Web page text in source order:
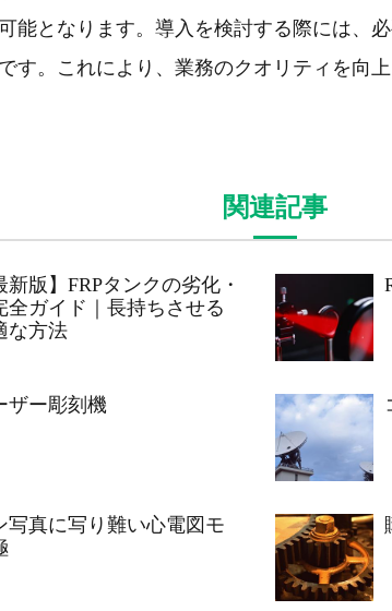
能となります。導入を検討する際には、
す。これにより、業務のクオリティを向
関連記事
新版】FRPタンクの劣化・
全ガイド｜長持ちさせる
な方法
ザー彫刻機
写真に写り難い心電図モ